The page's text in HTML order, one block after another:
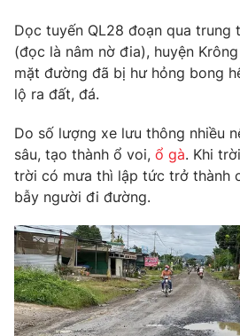
Tư vấn
Chuyên mục khác
Emagazine
Photo
Video
VTV Money VTV
VTV Sức khoẻ Bất
Dọc tuyến QL28 đoạn qua trung
(đọc là nâm nờ đia), huyện
mặt đường đã bị hư hỏng bong
lộ ra đất, đá.
Do số lượng xe lưu thông nhiều
sâu, tạo thành ổ voi, ổ gà. Khi
trời có mưa thì lập tức trở thành
bẫy người đi đường.